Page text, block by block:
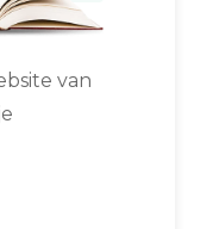
van